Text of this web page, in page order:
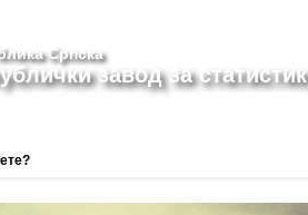
Српска
завод за